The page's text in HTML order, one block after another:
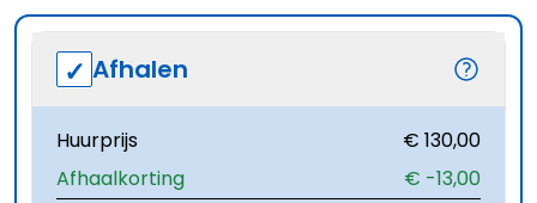
Afhalen
Huurprijs
€ 130,00
Afhaalkorting
€ -13,00